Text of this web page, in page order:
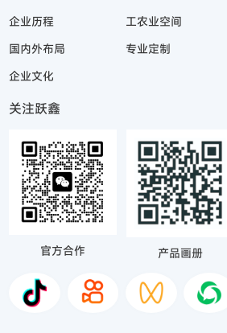
企业历程
国内外布局
企业文化
工农业空间
专业定制
关注跃鑫
官方合作 产品画册